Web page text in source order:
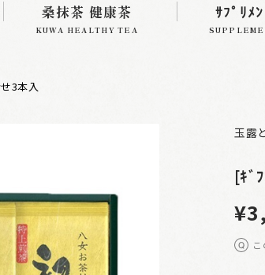
桑抹茶 健康茶
KUWA HEALTHY TEA
ｻﾌﾟﾘﾒ
3本入
玉露
[ｷﾞ